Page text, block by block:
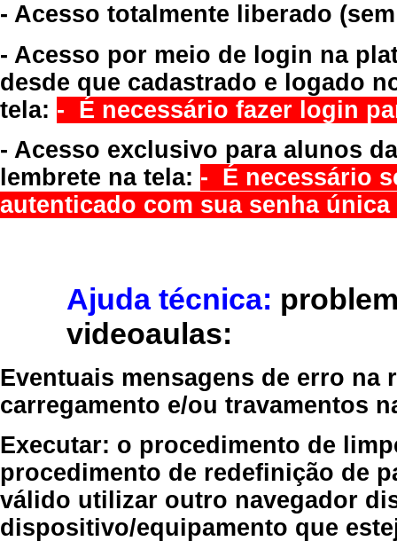
- Acesso totalmente liberado
- Acesso por meio de login na
desde que cadastrado e logado
tela: - É necessário fazer login
- Acesso exclusivo para alunos
lembrete na tela: - É necessário
autenticado com sua senha
Ajuda técnica:
videoaulas:
Eventuais mensagens de erro
carregamento e/ou travamentos
Executar: o procedimento de
procedimento de redefinição de
válido utilizar outro navegador
dispositivo/equipamento que